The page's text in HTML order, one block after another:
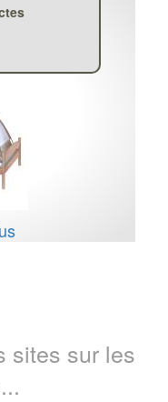
sites sur les